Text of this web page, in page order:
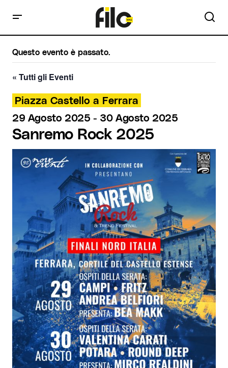
Questo evento è passato.
« Tutti gli Eventi
Piazza Castello a Ferrara
29 Agosto 2025 - 30 Agosto 2025
Sanremo Rock 2025